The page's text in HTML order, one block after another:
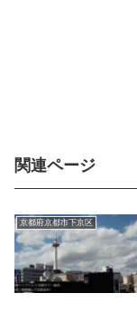
関連ページ
京都府京都市下京区